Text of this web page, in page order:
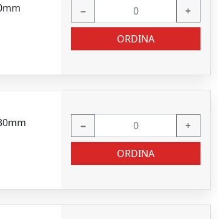
− +
ORDINA
− +
ORDINA